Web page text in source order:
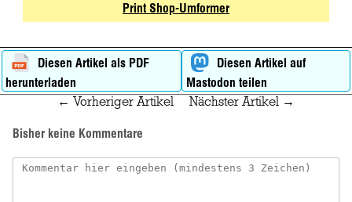
Print Shop-Umformer
Diesen Artikel als PDF
herunterladen
Diesen Artikel auf
Mastodon teilen
← Vorheriger Artikel Nächster Artikel →
Bisher keine Kommentare